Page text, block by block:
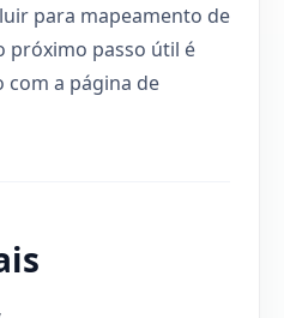
para mapeamento de
próximo passo útil é
com a página de